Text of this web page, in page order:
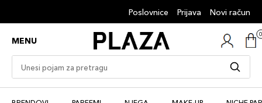
Poslovnice Prijava Novi račun
MENU